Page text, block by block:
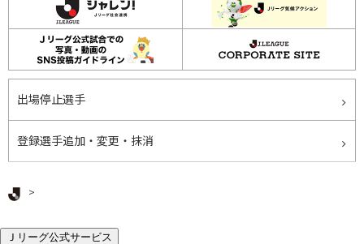
出場停止選手
登録選手追加・変更・抹消
Ｊリーグ TOP